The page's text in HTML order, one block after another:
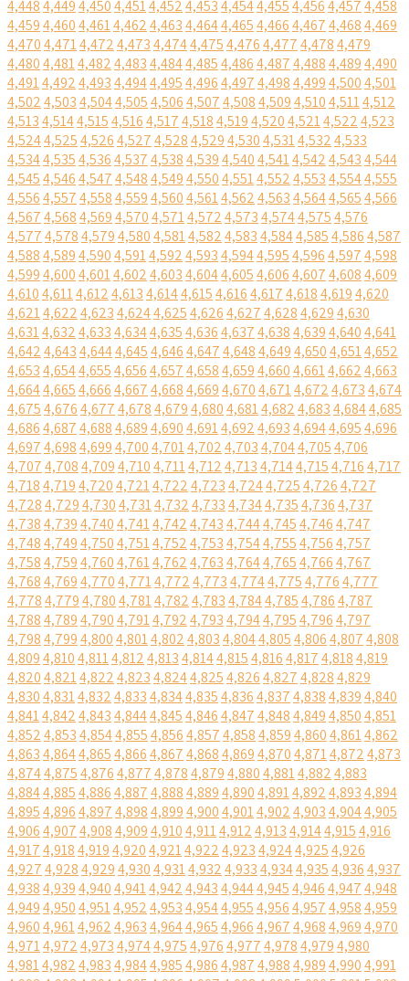
4,4484,4494,4504,4514,4524,4534,4544,4554,4564,4574,458
4,4594,4604,4614,4624,4634,4644,4654,4664,4674,4684,469
4,4704,4714,4724,4734,4744,4754,4764,4774,4784,479
4,4804,4814,4824,4834,4844,4854,4864,4874,4884,4894,490
4,4914,4924,4934,4944,4954,4964,4974,4984,4994,5004,501
4,5024,5034,5044,5054,5064,5074,5084,5094,5104,5114,512
4,5134,5144,5154,5164,5174,5184,5194,5204,5214,5224,523
4,5244,5254,5264,5274,5284,5294,5304,5314,5324,533
4,5344,5354,5364,5374,5384,5394,5404,5414,5424,5434,544
4,5454,5464,5474,5484,5494,5504,5514,5524,5534,5544,555
4,5564,5574,5584,5594,5604,5614,5624,5634,5644,5654,566
4,5674,5684,5694,5704,5714,5724,5734,5744,5754,576
4,5774,5784,5794,5804,5814,5824,5834,5844,5854,5864,587
4,5884,5894,5904,5914,5924,5934,5944,5954,5964,5974,598
4,5994,6004,6014,6024,6034,6044,6054,6064,6074,6084,609
4,6104,6114,6124,6134,6144,6154,6164,6174,6184,6194,620
4,6214,6224,6234,6244,6254,6264,6274,6284,6294,630
4,6314,6324,6334,6344,6354,6364,6374,6384,6394,6404,641
4,6424,6434,6444,6454,6464,6474,6484,6494,6504,6514,652
4,6534,6544,6554,6564,6574,6584,6594,6604,6614,6624,663
4,6644,6654,6664,6674,6684,6694,6704,6714,6724,6734,674
4,6754,6764,6774,6784,6794,6804,6814,6824,6834,6844,685
4,6864,6874,6884,6894,6904,6914,6924,6934,6944,6954,696
4,6974,6984,6994,7004,7014,7024,7034,7044,7054,706
4,7074,7084,7094,7104,7114,7124,7134,7144,7154,7164,717
4,7184,7194,7204,7214,7224,7234,7244,7254,7264,727
4,7284,7294,7304,7314,7324,7334,7344,7354,7364,737
4,7384,7394,7404,7414,7424,7434,7444,7454,7464,747
4,7484,7494,7504,7514,7524,7534,7544,7554,7564,757
4,7584,7594,7604,7614,7624,7634,7644,7654,7664,767
4,7684,7694,7704,7714,7724,7734,7744,7754,7764,777
4,7784,7794,7804,7814,7824,7834,7844,7854,7864,787
4,7884,7894,7904,7914,7924,7934,7944,7954,7964,797
4,7984,7994,8004,8014,8024,8034,8044,8054,8064,8074,808
4,8094,8104,8114,8124,8134,8144,8154,8164,8174,8184,819
4,8204,8214,8224,8234,8244,8254,8264,8274,8284,829
4,8304,8314,8324,8334,8344,8354,8364,8374,8384,8394,840
4,8414,8424,8434,8444,8454,8464,8474,8484,8494,8504,851
4,8524,8534,8544,8554,8564,8574,8584,8594,8604,8614,862
4,8634,8644,8654,8664,8674,8684,8694,8704,8714,8724,873
4,8744,8754,8764,8774,8784,8794,8804,8814,8824,883
4,8844,8854,8864,8874,8884,8894,8904,8914,8924,8934,894
4,8954,8964,8974,8984,8994,9004,9014,9024,9034,9044,905
4,9064,9074,9084,9094,9104,9114,9124,9134,9144,9154,916
4,9174,9184,9194,9204,9214,9224,9234,9244,9254,926
4,9274,9284,9294,9304,9314,9324,9334,9344,9354,9364,937
4,9384,9394,9404,9414,9424,9434,9444,9454,9464,9474,948
4,9494,9504,9514,9524,9534,9544,9554,9564,9574,9584,959
4,9604,9614,9624,9634,9644,9654,9664,9674,9684,9694,970
4,9714,9724,9734,9744,9754,9764,9774,9784,9794,980
4,9814,9824,9834,9844,9854,9864,9874,9884,9894,9904,991